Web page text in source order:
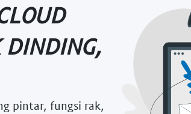
DINDING,
pintar, fungsi rak,